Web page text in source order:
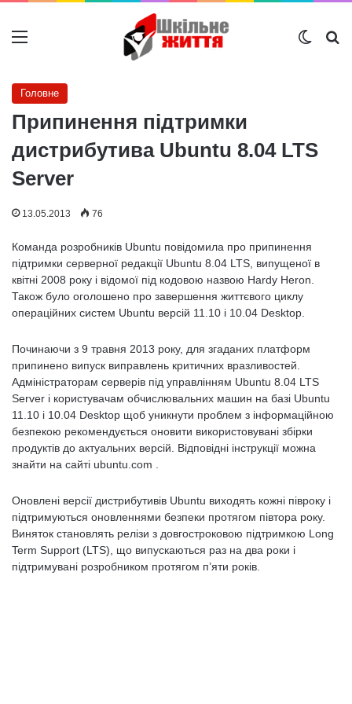
Меню
Головне
Припинення підтримки
дистрибутива Ubuntu 8.04 LTS
Server
13.05.2013 76
Команда розробників Ubuntu повідомила про припинення
підтримки серверної редакції Ubuntu 8.04 LTS, випущеної в
квітні 2008 року і відомої під кодовою назвою Hardy Heron.
Також було оголошено про завершення життєвого циклу
операційних систем Ubuntu версій 11.10 і 10.04 Desktop.
Починаючи з 9 травня 2013 року, для згаданих платформ
припинено випуск виправлень критичних вразливостей.
Адміністраторам серверів під управлінням Ubuntu 8.04 LTS
Server і користувачам обчислювальних машин на базі Ubuntu
11.10 і 10.04 Desktop щоб уникнути проблем з інформаційною
безпекою рекомендується оновити використовувані збірки
продуктів до актуальних версій. Відповідні інструкції можна
знайти на сайті ubuntu.com .
Оновлені версії дистрибутивів Ubuntu виходять кожні півроку і
підтримуються оновленнями безпеки протягом півтора року.
Виняток становлять релізи з довгостроковою підтримкою Long
Term Support (LTS), що випускаються раз на два роки і
підтримувані розробником протягом п’яти років.